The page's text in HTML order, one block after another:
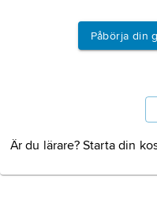
Information
Påbörja din
Är du lärare? Starta din